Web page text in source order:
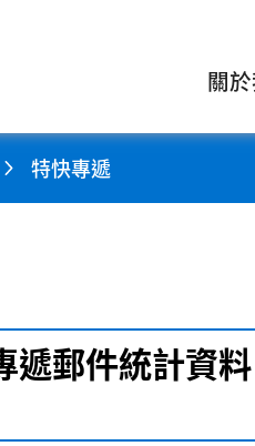
關
特快專遞
郵件統計資料